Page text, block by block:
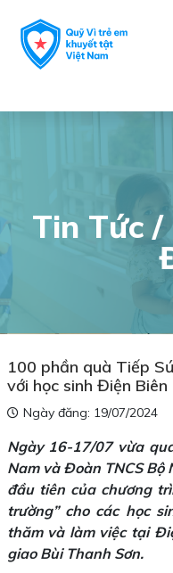
Tin Tức
100 phần quà Tiếp
với học sinh Điện Biên
Ngày đăng: 19/07/2024
Ngày 16-17/07 vừa
Nam và Đoàn TNCS
đầu tiên của chương
trường” cho các học
thăm và làm việc tại
giao Bùi Thanh Sơn.